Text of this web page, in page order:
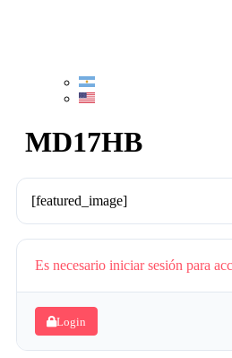
MD17HB
[featured_image]
Es necesario iniciar sesión para
Login